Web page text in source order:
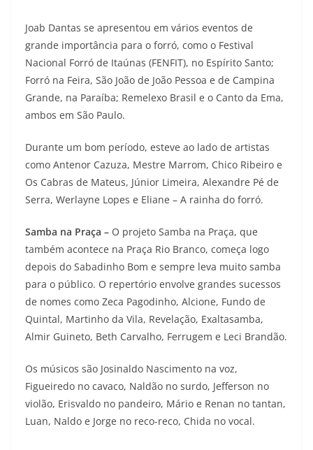
Joab Dantas se apresentou em vários eventos de
grande importância para o forró, como o Festival
Nacional Forró de Itaúnas (FENFIT), no Espírito Santo;
Forró na Feira, São João de João Pessoa e de Campina
Grande, na Paraíba; Remelexo Brasil e o Canto da Ema,
ambos em São Paulo.
Durante um bom período, esteve ao lado de artistas
como Antenor Cazuza, Mestre Marrom, Chico Ribeiro e
Os Cabras de Mateus, Júnior Limeira, Alexandre Pé de
Serra, Werlayne Lopes e Eliane – A rainha do forró.
Samba na Praça – O projeto Samba na Praça, que
também acontece na Praça Rio Branco, começa logo
depois do Sabadinho Bom e sempre leva muito samba
para o público. O repertório envolve grandes sucessos
de nomes como Zeca Pagodinho, Alcione, Fundo de
Quintal, Martinho da Vila, Revelação, Exaltasamba,
Almir Guineto, Beth Carvalho, Ferrugem e Leci Brandão.
Os músicos são Josinaldo Nascimento na voz,
Figueiredo no cavaco, Naldão no surdo, Jefferson no
violão, Erisvaldo no pandeiro, Mário e Renan no tantan,
Luan, Naldo e Jorge no reco-reco, Chida no vocal.